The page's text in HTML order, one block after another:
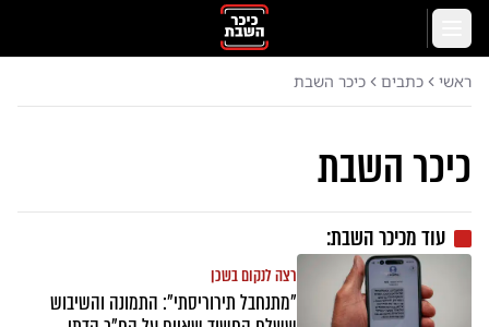
דלג לתוכן הראשי
ראשי כתבים כיכר השבת
כיכר השבת
עוד מכיכר השבת:
רצה לנקום בשכן
"מתנחבל תירוריסתי": התמונה והשיבוש